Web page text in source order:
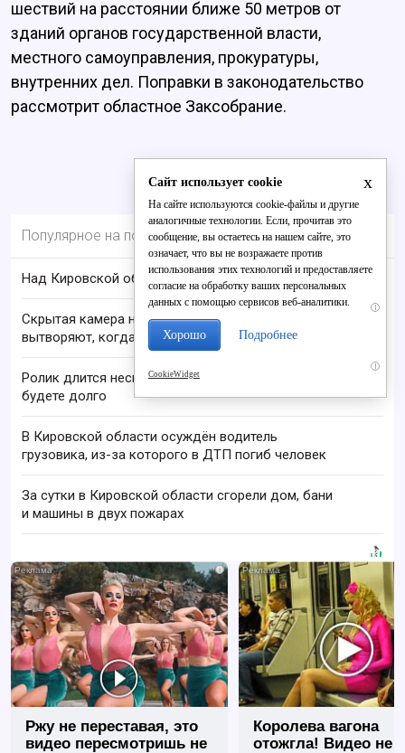
шествий на расстоянии ближе 50 метров от
зданий органов государственной власти,
местного самоуправления, прокуратуры,
внутренних дел. Поправки в законодательство
рассмотрит областное Заксобрание.
Популярное на портале
Над Кировской областью сбили БПЛА
i
Скрытая камера на пляже Крыма: Что люди
вытворяют, когда их не видят...
i
Ролик длится несколько секунд, а смеяться вы
будете долго
В Кировской области осуждён водитель
грузовика, из-за которого в ДТП погиб человек
За сутки в Кировской области сгорели дом, бани
и машины в двух пожарах
i
Ржу не переставая, это
видео пересмотришь не
Королева вагона
отожгла! Видео не
x
Сайт использует cookie
На сайте используются cookie-файлы и другие
аналогичные технологии. Если, прочитав это
сообщение, вы остаетесь на нашем сайте, это
означает, что вы не возражаете против
использования этих технологий и предоставляете
согласие на обработку ваших персональных
данных с помощью сервисов веб-аналитики.
Хорошо Подробнее
CookieWidget